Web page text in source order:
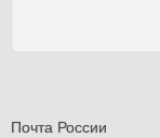
Почта России